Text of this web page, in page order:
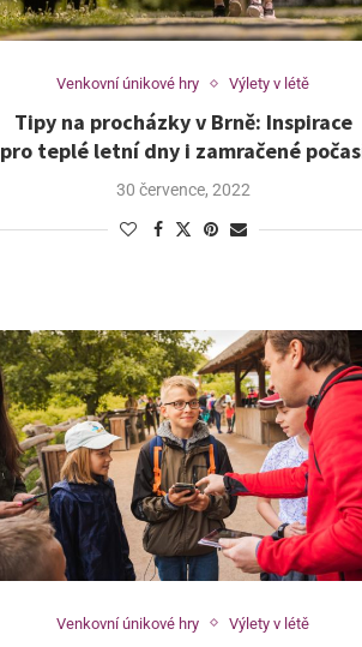
Venkovní únikové hry Výlety v létě
Tipy na procházky v Brně: Inspirace
pro teplé letní dny i zamračené
30 července, 2022
Venkovní únikové hry Výlety v létě